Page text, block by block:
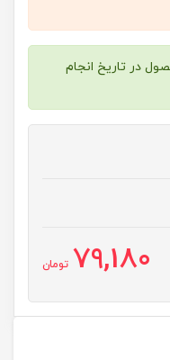
در تاریخ انجام
79,180 تومان